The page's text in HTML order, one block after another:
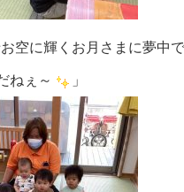
空に輝くお月さまに夢中
ねぇ～ 」